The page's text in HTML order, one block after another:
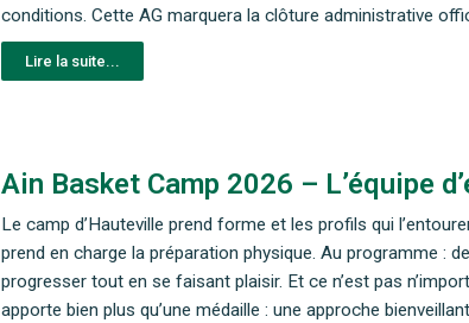
conditions. Cette AG marquera la clôture administrative
Lire la suite...
Ain Basket Camp 2026 – L’équipe
Le camp d’Hauteville prend forme et les profils qui
prend en charge la préparation physique. Au programme :
progresser tout en se faisant plaisir. Et ce n’est pas
apporte bien plus qu’une médaille : une approche